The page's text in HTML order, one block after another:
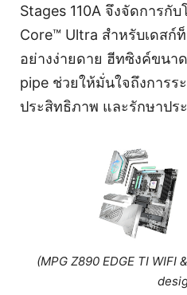
Stages 110A จึงจัดการกับ
Core™ Ultra สำหรับเดสก์
อย่างง่ายดาย ฮีทซิงค์ขน
pipe ช่วยให้มั่นใจถึงการร
ประสิทธิภาพ และรักษาปร
(MPG Z890 EDGE TI WIFI